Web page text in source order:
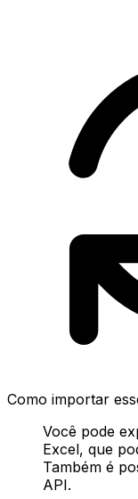
Como importar
Você pode
Excel, que
Também é
API.